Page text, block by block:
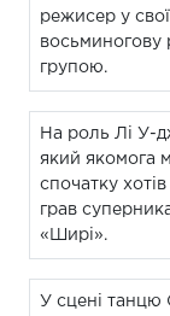
режисер у
восьминогову
групою.
На роль Лі У-
який якомога
спочатку
грав
«Ширі».
У сцені танцю